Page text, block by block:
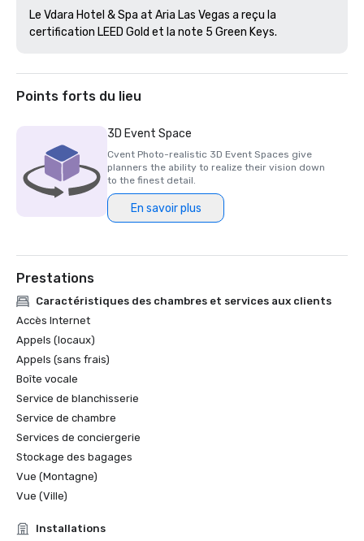
Le Vdara Hotel & Spa at Aria Las Vegas a reçu la
certification LEED Gold et la note 5 Green Keys.
Points forts du lieu
3D Event Space
Cvent Photo-realistic 3D Event Spaces give
planners the ability to realize their vision down
to the finest detail.
En savoir plus
Prestations
Caractéristiques des chambres et services aux clients
Accès Internet
Appels (locaux)
Appels (sans frais)
Boîte vocale
Service de blanchisserie
Service de chambre
Services de conciergerie
Stockage des bagages
Vue (Montagne)
Vue (Ville)
Installations